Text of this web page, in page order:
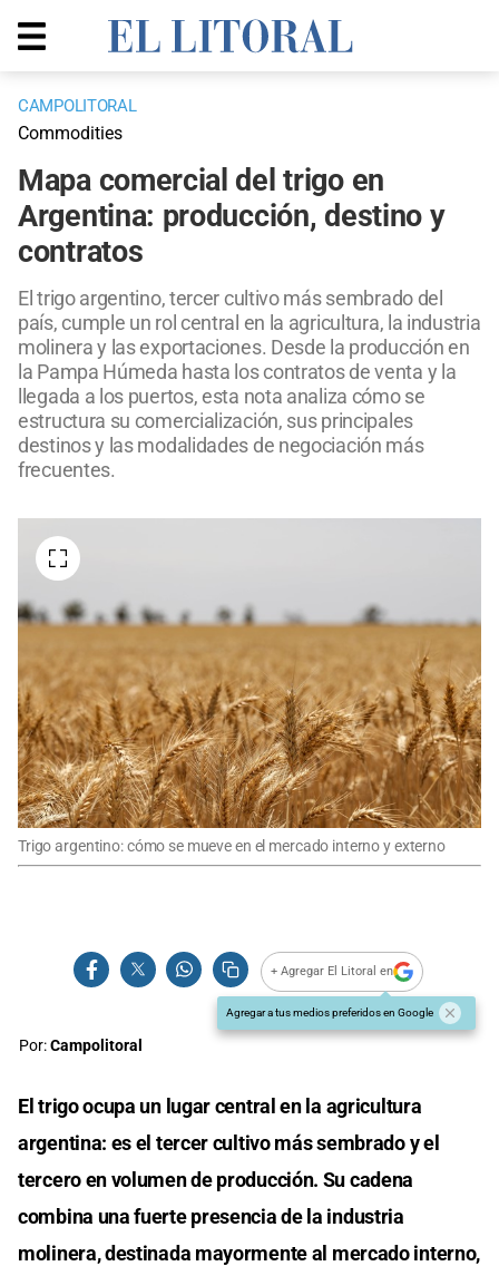
CAMPOLITORAL
Commodities
Mapa comercial del trigo en
Argentina: producción, destino y
contratos
El trigo argentino, tercer cultivo más sembrado del
país, cumple un rol central en la agricultura, la industria
molinera y las exportaciones. Desde la producción en
la Pampa Húmeda hasta los contratos de venta y la
llegada a los puertos, esta nota analiza cómo se
estructura su comercialización, sus principales
destinos y las modalidades de negociación más
frecuentes.
Trigo argentino: cómo se mueve en el mercado interno y externo
+ Agregar El Litoral en
Agregar a tus medios preferidos en Google
Por:Campolitoral
El trigo ocupa un lugar central en la agricultura
argentina: es el tercer cultivo más sembrado y el
tercero en volumen de producción. Su cadena
combina una fuerte presencia de la industria
molinera, destinada mayormente al mercado interno,